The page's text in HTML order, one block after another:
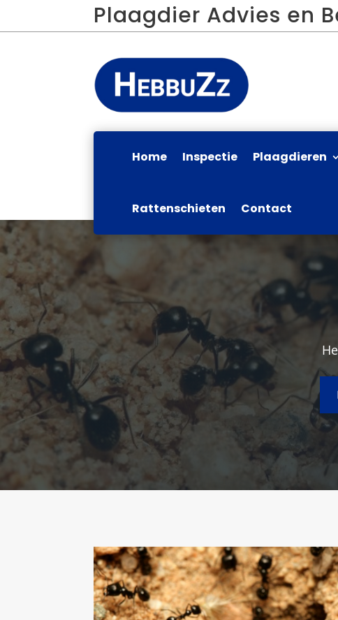
Plaagdier Advies en
Home Inspectie Plaagdieren
Rattenschieten Contact